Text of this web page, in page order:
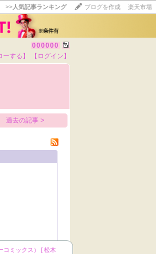
>>人気記事ランキング ブログを作成 楽天市場
000000
ーする】 【ログイン】
過去の記事 >
コミックス） [ 松木